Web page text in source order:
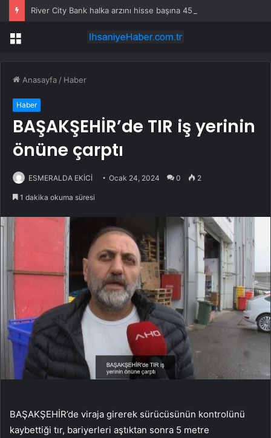
Menü
Anasayfa / Haber
Haber
BAŞAKŞEHİR’de TIR iş yerinin
önüne çarptı
ESMERALDA EKİCİ Ocak 24, 2024 0 2
1 dakika okuma süresi
BAŞAKŞEHİR’de viraja girerek sürücüsünün kontrolünü
kaybettiği tır, bariyerleri aştıktan sonra 5 metre